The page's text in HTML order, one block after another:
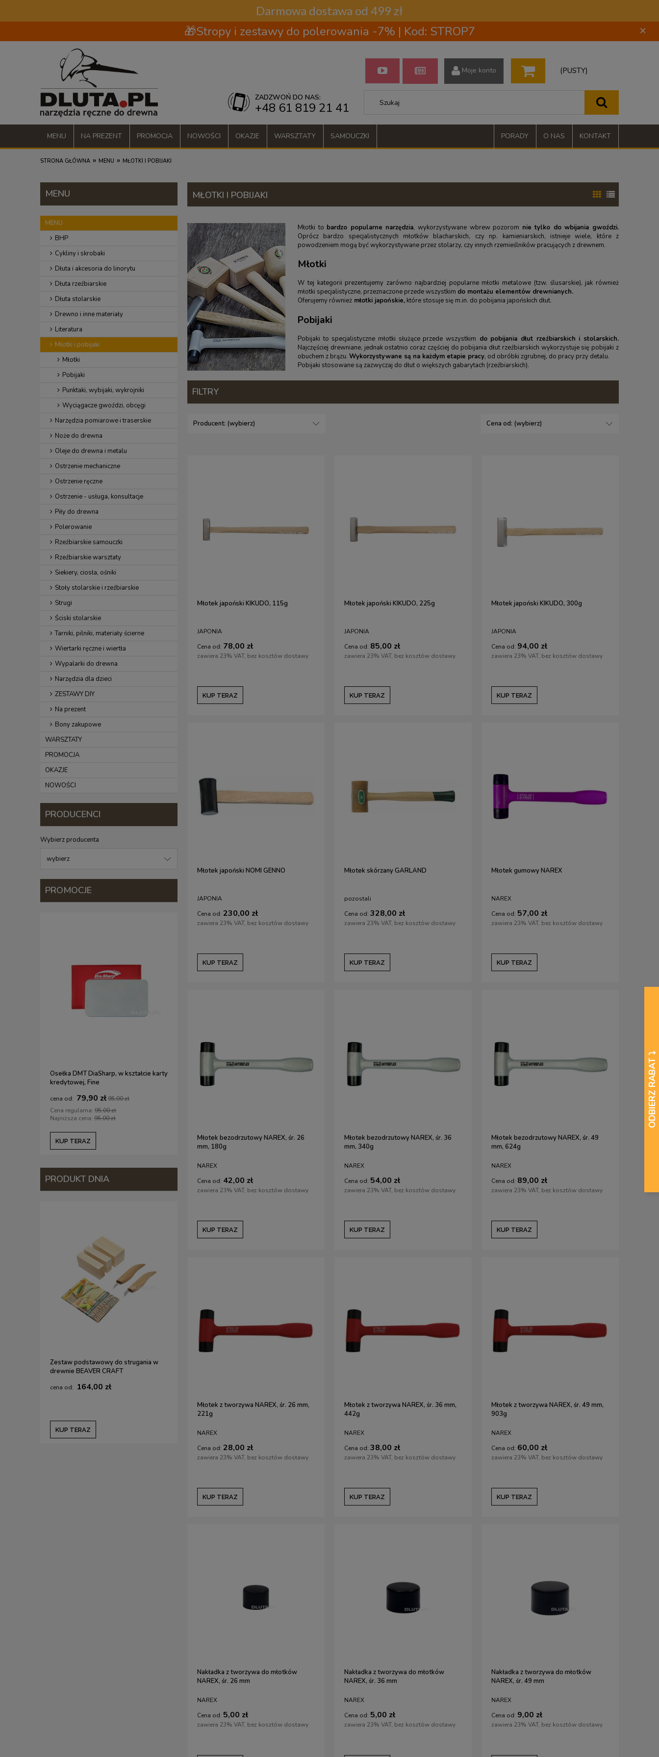
Darmowa dostawa od 499 zł
🎁Stropy i zestawy do polerowania -7% | Kod: STROP7 ×
(PUSTY)
Moje konto
ZADZWOŃ DO NAS:
+48 61 819 21 41
MENU NA PREZENT PROMOCJA NOWOŚCI OKAZJE WARSZTATY SAMOUCZKI KONTAKT
O NAS
PORADY
STRONA GŁÓWNA » MENU » MŁOTKI I POBIJAKI
MENU
MENU
BHP
Cykliny i skrobaki
Dłuta i akcesoria do linorytu
Dłuta rzeźbiarskie
Dłuta stolarskie
Drewno i inne materiały
Literatura
Młotki i pobijaki
Młotki
Pobijaki
Punktaki, wybijaki, wykrojniki
Wyciągacze gwoździ, obcęgi
Narzędzia pomiarowe i traserskie
Noże do drewna
Oleje do drewna i metalu
Ostrzenie mechaniczne
Ostrzenie ręczne
Ostrzenie - usługa, konsultacje
Piły do drewna
Polerowanie
Rzeźbiarskie samouczki
Rzeźbiarskie warsztaty
Siekiery, ciosła, ośniki
Stoły stolarskie i rzeźbiarskie
Strugi
Ściski stolarskie
Tarniki, pilniki, materiały ścierne
Wiertarki ręczne i wiertła
Wypalarki do drewna
Narzędzia dla dzieci
ZESTAWY DIY
Na prezent
Bony zakupowe
WARSZTATY
PROMOCJA
OKAZJE
NOWOŚCI
PRODUCENCI
Wybierz producenta
PROMOCJE
Osełka DMT DiaSharp, w kształcie karty
kredytowej, Fine
79,90 zł95,00 zł
Cena regularna: 95,00 zł
Najniższa cena: 95,00 zł
KUP TERAZ
Zestaw do ostrzenia Deluxe VERITAS
KUP TERAZ
Drewno orzechowe - formatka na
kuksę - ŚREDNIA (150 x 85 x 50 mm) -
KUP TERAZ
Dłuto półokrągłe do drzeworytu i
linorytu PFEIL (Swiss made), profil 11,
KUP TERAZ
Dłuto stolarskie
139,00
PRODUKT DNIA
Zestaw podstawowy do strugania w
drewnie BEAVER CRAFT
164,00 zł
KUP TERAZ
MŁOTKI I POBIJAKI
Młotki to bardzo popularne narzędzia, wykorzystywane wbrew pozorom nie tylko do wbijania gwoździ.
Oprócz bardzo specjalistycznych młotków blacharskich, czy np. kamieniarskich, istnieje wiele, które z
powodzeniem mogą być wykorzystywane przez stolarzy, czy innych rzemieślników pracujących z drewnem.
Młotki
W tej kategorii prezentujemy zarówno najbardziej popularne młotki metalowe (tzw. ślusarskie), jak również
młotki specjalistyczne, przeznaczone przede wszystkim do montażu elementów drewnianych.
Oferujemy również młotki japońskie, które stosuje się m.in. do pobijania japońskich dłut.
Pobijaki
Pobijaki to specjalistyczne młotki służące przede wszystkim do pobijania dłut rzeźbiarskich i stolarskich.
Najczęściej drewniane, jednak ostatnio coraz częściej do pobijania dłut rzeźbiarskich wykorzystuje się pobijaki z
obuchem z brązu. Wykorzystywane są na każdym etapie pracy, od obróbki zgrubnej, do pracy przy detalu.
Pobijaki stosowane są zazwyczaj do dłut o większych gabarytach (rzeźbiarskich).
FILTRY
Producent: (wybierz) Cena od: (wybierz)
Młotek japoński KIKUDO, 115g
JAPONIA
Cena od: 78,00 zł
zawiera 23% VAT, bez kosztów dostawy
KUP TERAZ
Młotek japoński KIKUDO, 225g
JAPONIA
Cena od: 85,00 zł
zawiera 23% VAT, bez kosztów dostawy
KUP TERAZ
Młotek japoński KIKUDO, 300g
JAPONIA
Cena od: 94,00 zł
zawiera 23% VAT, bez kosztów dostawy
KUP TERAZ
Młotek japoński NOMI GENNO
JAPONIA
Cena od: 230,00 zł
zawiera 23% VAT, bez kosztów dostawy
KUP TERAZ
Młotek skórzany GARLAND
pozostali
Cena od: 328,00 zł
zawiera 23% VAT, bez kosztów dostawy
KUP TERAZ
Młotek gumowy NAREX
NAREX
Cena od: 57,00 zł
zawiera 23% VAT, bez kosztów dostawy
KUP TERAZ
Młotek bezodrzutowy NAREX, śr. 26
mm, 180g
NAREX
Cena od: 42,00 zł
zawiera 23% VAT, bez kosztów dostawy
KUP TERAZ
Młotek bezodrzutowy NAREX, śr. 36
mm, 340g
NAREX
Cena od: 54,00 zł
zawiera 23% VAT, bez kosztów dostawy
KUP TERAZ
Młotek bezodrzutowy NAREX, śr. 49
mm, 624g
NAREX
Cena od: 89,00 zł
zawiera 23% VAT, bez kosztów dostawy
KUP TERAZ
Młotek z tworzywa NAREX, śr. 26 mm,
221g
NAREX
Cena od: 28,00 zł
zawiera 23% VAT, bez kosztów dostawy
KUP TERAZ
Młotek z tworzywa NAREX, śr. 36 mm,
442g
NAREX
Cena od: 38,00 zł
zawiera 23% VAT, bez kosztów dostawy
KUP TERAZ
Młotek z tworzywa NAREX, śr. 49 mm,
903g
NAREX
Cena od: 60,00 zł
zawiera 23% VAT, bez kosztów dostawy
KUP TERAZ
Nakładka z tworzywa do młotków
NAREX, śr. 26 mm
NAREX
Cena od: 5,00 zł
zawiera 23% VAT, bez kosztów dostawy
Nakładka z tworzywa do młotków
NAREX, śr. 36 mm
NAREX
Cena od: 5,00 zł
zawiera 23% VAT, bez kosztów dostawy
Nakładka z tworzywa do młotków
NAREX, śr. 49 mm
NAREX
Cena od: 9,00 zł
zawiera 23% VAT, bez kosztów dostawy